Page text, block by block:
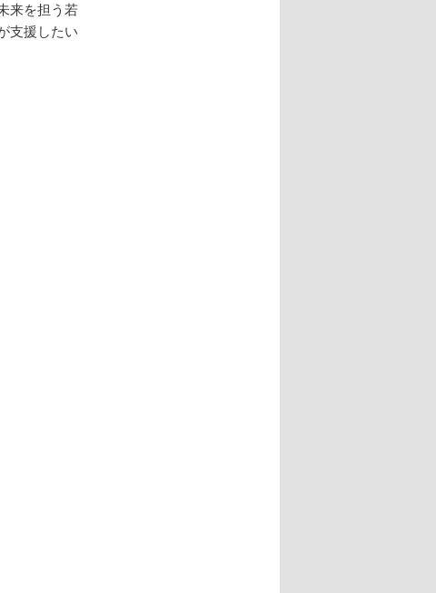
来を担う若
支援したい